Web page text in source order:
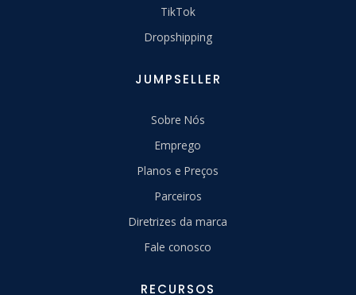
TikTok
Dropshipping
JUMPSELLER
Sobre Nós
Emprego
Planos e Preços
Parceiros
Diretrizes da marca
Fale conosco
RECURSOS